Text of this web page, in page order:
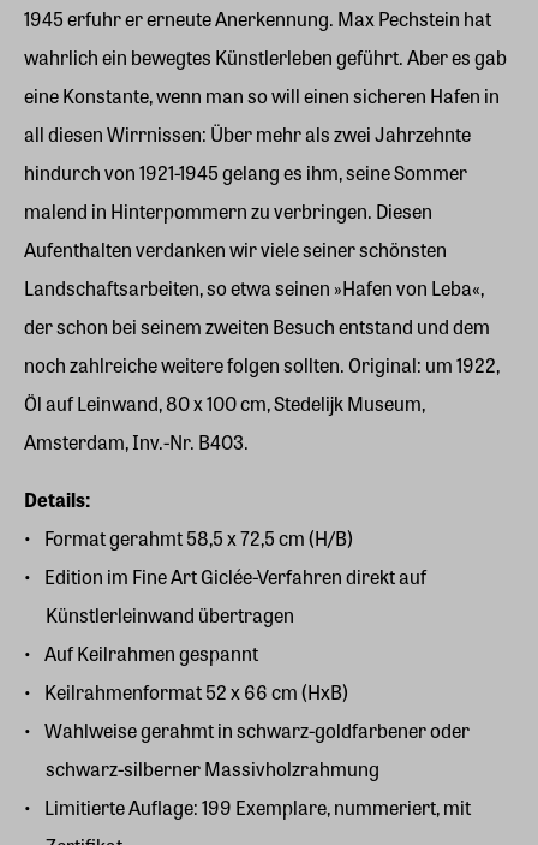
1945 erfuhr er erneute Anerkennung. Max Pechstein hat
wahrlich ein bewegtes Künstlerleben geführt. Aber es gab
eine Konstante, wenn man so will einen sicheren Hafen in
all diesen Wirrnissen: Über mehr als zwei Jahrzehnte
hindurch von 1921-1945 gelang es ihm, seine Sommer
malend in Hinterpommern zu verbringen. Diesen
Aufenthalten verdanken wir viele seiner schönsten
Landschaftsarbeiten, so etwa seinen »Hafen von Leba«,
der schon bei seinem zweiten Besuch entstand und dem
noch zahlreiche weitere folgen sollten. Original: um 1922,
Öl auf Leinwand, 80 x 100 cm, Stedelijk Museum,
Amsterdam, Inv.-Nr. B403.
Details:
Format gerahmt 58,5 x 72,5 cm (H/B)
Edition im Fine Art Giclée-Verfahren direkt auf
Künstlerleinwand übertragen
Auf Keilrahmen gespannt
Keilrahmenformat 52 x 66 cm (HxB)
Wahlweise gerahmt in schwarz-goldfarbener oder
schwarz-silberner Massivholzrahmung
Limitierte Auflage: 199 Exemplare, nummeriert, mit